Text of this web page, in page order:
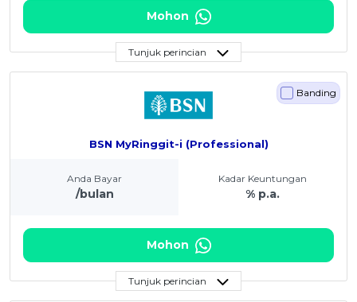
Mohon
Tunjuk perincian
BSN MyRinggit-i (Professional)
Banding
Anda Bayar
/bulan
Kadar Keuntungan
% p.a.
Mohon
Tunjuk perincian